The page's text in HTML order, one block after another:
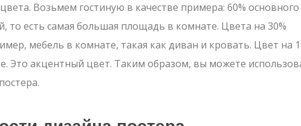
Возьмем гостиную в качестве примера: 60% основного
то есть самая большая площадь в комнате. Цвета на 30%
мебель в комнате, такая как диван и кровать. Цвет на
Это акцентный цвет. Таким образом, вы можете